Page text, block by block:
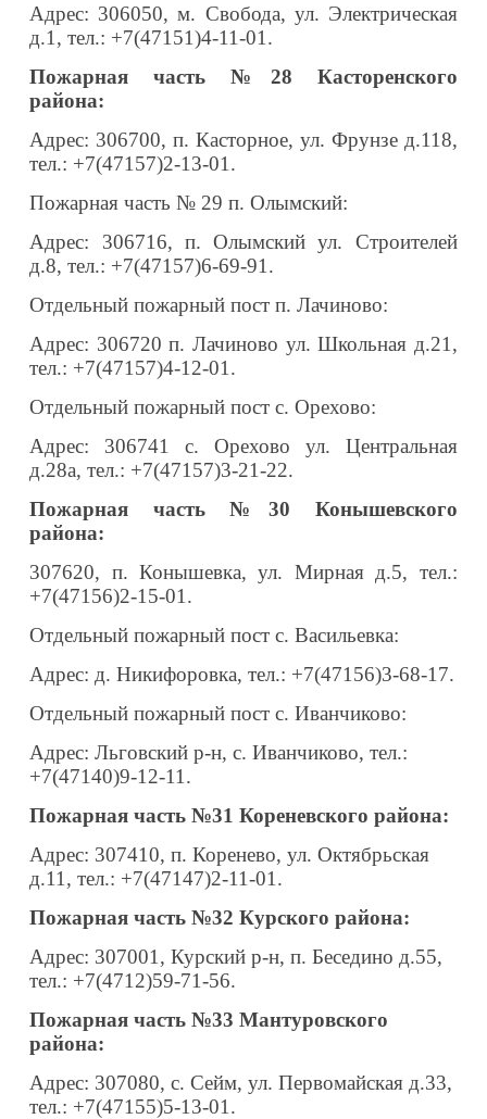
Адрес: 306050, м. Свобода, ул. Электрическая
д.1, тел.: +7(47151)4-11-01.
Пожарная часть №28 Касторенского
района:
Адрес: 306700, п. Касторное, ул. Фрунзе д.118,
тел.: +7(47157)2-13-01.
Пожарная часть № 29 п. Олымский:
Адрес: 306716, п. Олымский ул. Строителей
д.8, тел.: +7(47157)6-69-91.
Отдельный пожарный пост п. Лачиново:
Адрес: 306720 п. Лачиново ул. Школьная д.21,
тел.: +7(47157)4-12-01.
Отдельный пожарный пост с. Орехово:
Адрес: 306741 с. Орехово ул. Центральная
д.28а, тел.: +7(47157)3-21-22.
Пожарная часть №30 Конышевского
района:
307620, п. Конышевка, ул. Мирная д.5, тел.:
+7(47156)2-15-01.
Отдельный пожарный пост с. Васильевка:
Адрес: д. Никифоровка, тел.: +7(47156)3-68-17.
Отдельный пожарный пост с. Иванчиково:
Адрес: Льговский р-н, с. Иванчиково, тел.:
+7(47140)9-12-11.
Пожарная часть №31 Кореневского района:
Адрес: 307410, п. Коренево, ул. Октябрьская
д.11, тел.: +7(47147)2-11-01.
Пожарная часть №32 Курского района:
Адрес: 307001, Курский р-н, п. Беседино д.55,
тел.: +7(4712)59-71-56.
Пожарная часть №33 Мантуровского
района:
Адрес: 307080, с. Сейм, ул. Первомайская д.33,
тел.: +7(47155)5-13-01.